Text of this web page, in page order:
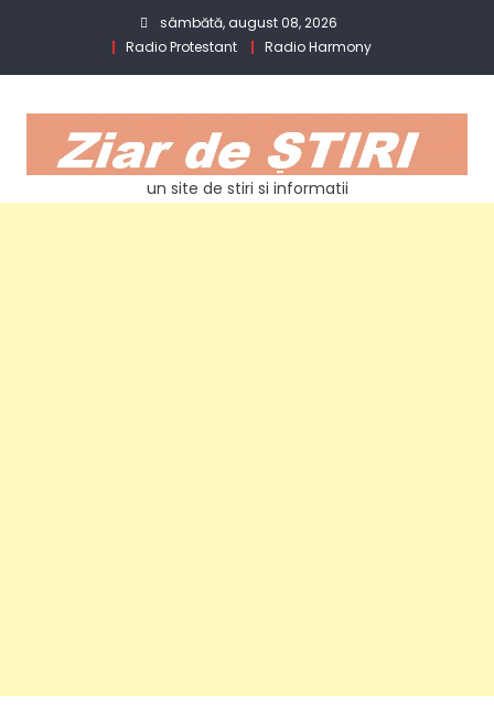
sâmbătă, august 08, 2026
Radio Protestant
Radio Harmony
un site de stiri si informatii